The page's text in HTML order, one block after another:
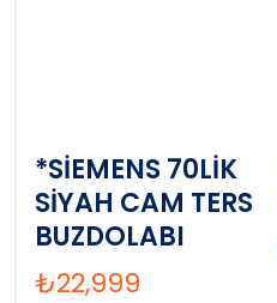
*SİEMENS 70LİK
SİYAH CAM TERS
BUZDOLABI
₺22,999